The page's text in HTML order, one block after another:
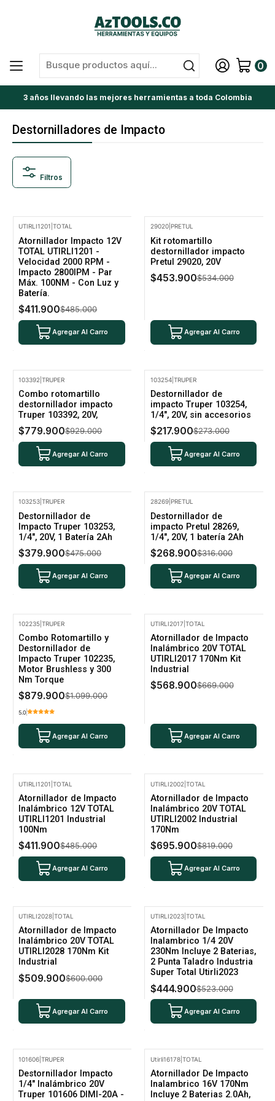
0
3 años llevando las mejores herramientas a toda Colombia
Destornilladores de Impacto
Filtros
UTIRLI1201 |TOTAL
Atornillador Impacto 12V
TOTAL UTIRLI1201 -
Velocidad 2000 RPM -
Impacto 2800IPM - Par
Máx. 100NM - Con Luz y
Batería.
$411.900$485.000
Agregar Al Carro
29020| PRETUL
Kit rotomartillo
destornillador impacto
Pretul 29020, 20V
$453.900$534.000
Agregar Al Carro
103392 |TRUPER
Combo rotomartillo
destornillador impacto
Truper 103392, 20V,
$779.900$929.000
Agregar Al Carro
103254| TRUPER
Destornillador de
impacto Truper 103254,
1/4", 20V, sin accesorios
$217.900$273.000
Agregar Al Carro
103253 |TRUPER
Destornillador de
Impacto Truper 103253,
1/4", 20V, 1 Batería 2Ah
$379.900$475.000
Agregar Al Carro
28269| PRETUL
Destornillador de
impacto Pretul 28269,
1/4", 20V, 1 batería 2Ah
$268.900$316.000
Agregar Al Carro
102235 |TRUPER
Combo Rotomartillo y
Destornillador de
Impacto Truper 102235,
Motor Brushless y 300
Nm Torque
$879.900$1.099.000
5.0
Agregar Al Carro
UTIRLI2017 TOTAL
Atornillador de Impacto
Inalámbrico 20V TOTAL
UTIRLI2017 170Nm Kit
Industrial
$568.900$669.000
Agregar Al Carro
UTIRLI1201 |TOTAL
Atornillador de Impacto
Inalámbrico 12V TOTAL
UTIRLI1201 Industrial
100Nm
$411.900$485.000
Agregar Al Carro
UTIRLI2002| TOTAL
Atornillador de Impacto
Inalámbrico 20V TOTAL
UTIRLI2002 Industrial
170Nm
$695.900$819.000
Agregar Al Carro
UTIRLI2028 |TOTAL
Atornillador de Impacto
Inalámbrico 20V TOTAL
UTIRLI2028 170Nm Kit
Industrial
$509.900$600.000
Agregar Al Carro
UTIRLI2023| TOTAL
Atornillador De Impacto
Inalambrico 1/4 20V
230Nm Incluye 2 Baterias,
2 Punta Taladro Industria
Super Total Utirli2023
$444.900$523.000
Agregar Al Carro
101606 |TRUPER
Destornillador Impacto
1/4" Inalámbrico 20V
Truper 101606 DIMI-20A -
Utirli16178| TOTAL
Atornillador De Impacto
Inalambrico 16V 170Nm
Incluye 2 Baterias 2.0Ah,